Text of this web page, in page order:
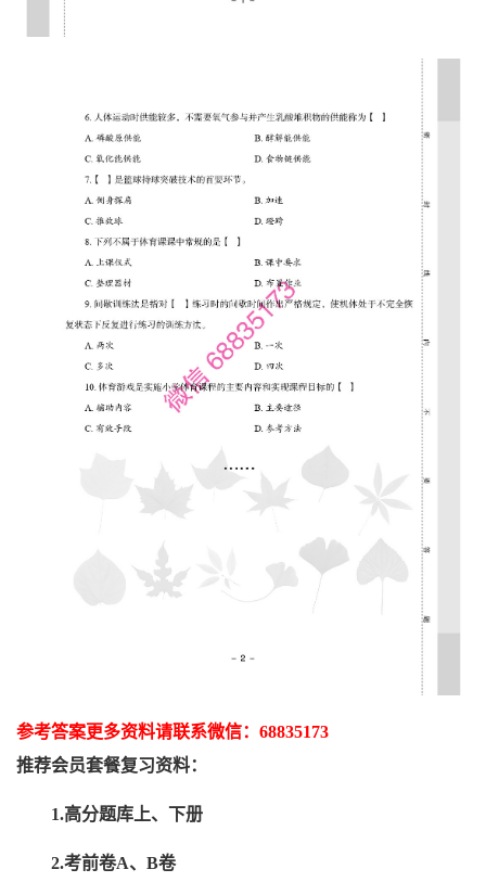
参考答案更多资料请联系微信： 68835173
推荐会员套餐复习资料：
1.高分题库上、下册
2.考前卷A、B卷